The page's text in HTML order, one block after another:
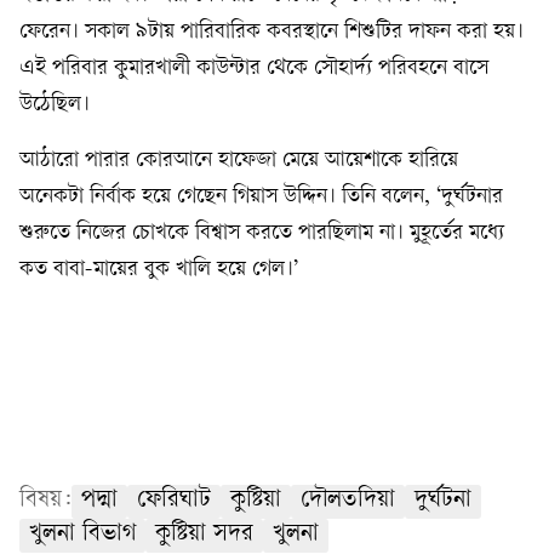
ফেরেন। সকাল ৯টায় পারিবারিক কবরস্থানে শিশুটির দাফন করা হয়।
এই পরিবার কুমারখালী কাউন্টার থেকে সৌহার্দ্য পরিবহনে বাসে
উঠেছিল।
আঠারো পারার কোরআনে হাফেজা মেয়ে আয়েশাকে হারিয়ে
অনেকটা নির্বাক হয়ে গেছেন গিয়াস উদ্দিন। তিনি বলেন, ‘দুর্ঘটনার
শুরুতে নিজের চোখকে বিশ্বাস করতে পারছিলাম না। মুহূর্তের মধ্যে
কত বাবা-মায়ের বুক খালি হয়ে গেল।’
বিষয়: পদ্মা ফেরিঘাট কুষ্টিয়া দৌলতদিয়া
দুর্ঘটনা
খুলনা বিভাগ
কুষ্টিয়া সদর খুলনা